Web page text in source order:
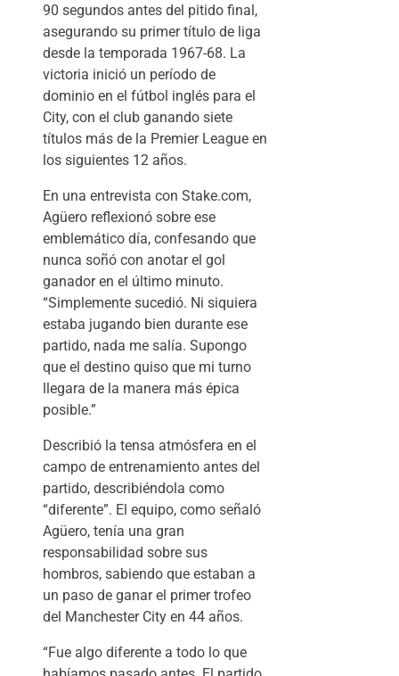
90 segundos antes del pitido final,
asegurando su primer título de liga
desde la temporada 1967-68. La
victoria inició un período de
dominio en el fútbol inglés para el
City, con el club ganando siete
títulos más de la Premier League en
los siguientes 12 años.
En una entrevista con Stake.com,
Agüero reflexionó sobre ese
emblemático día, confesando que
nunca soñó con anotar el gol
ganador en el último minuto.
“Simplemente sucedió. Ni siquiera
estaba jugando bien durante ese
partido, nada me salía. Supongo
que el destino quiso que mi turno
llegara de la manera más épica
posible.”
Describió la tensa atmósfera en el
campo de entrenamiento antes del
partido, describiéndola como
“diferente”. El equipo, como señaló
Agüero, tenía una gran
responsabilidad sobre sus
hombros, sabiendo que estaban a
un paso de ganar el primer trofeo
del Manchester City en 44 años.
“Fue algo diferente a todo lo que